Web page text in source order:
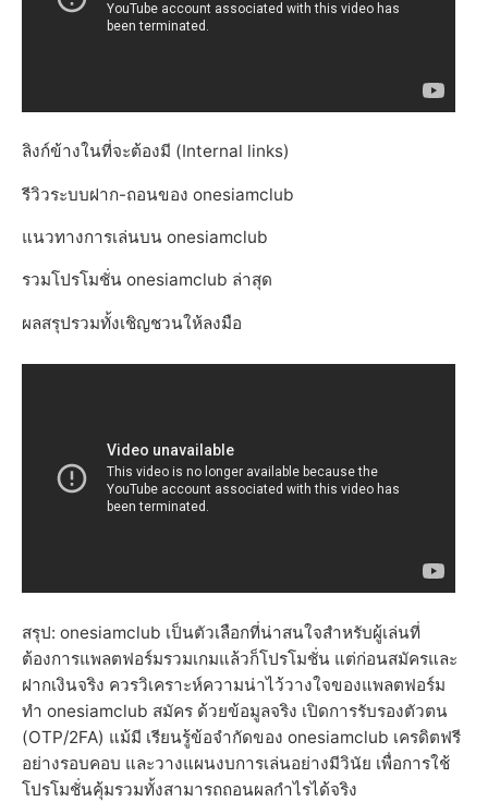
ลิงก์ข้างในที่จะต้องมี (Internal links)
รีวิวระบบฝาก-ถอนของ onesiamclub
แนวทางการเล่นบน onesiamclub
รวมโปรโมชั่น onesiamclub ล่าสุด
ผลสรุปรวมทั้งเชิญชวนให้ลงมือ
สรุป: onesiamclub เป็นตัวเลือกที่น่าสนใจสำหรับผู้เล่นที่
ต้องการแพลตฟอร์มรวมเกมแล้วก็โปรโมชั่น แต่ก่อนสมัครและ
ฝากเงินจริง ควรวิเคราะห์ความน่าไว้วางใจของแพลตฟอร์ม
ทำ onesiamclub สมัคร ด้วยข้อมูลจริง เปิดการรับรองตัวตน
(OTP/2FA) แม้มี เรียนรู้ข้อจำกัดของ onesiamclub เครดิตฟรี
อย่างรอบคอบ และวางแผนงบการเล่นอย่างมีวินัย เพื่อการใช้
โปรโมชั่นคุ้มรวมทั้งสามารถถอนผลกำไรได้จริง